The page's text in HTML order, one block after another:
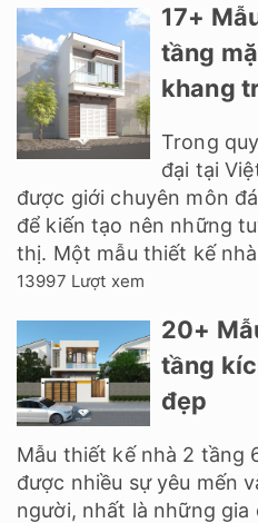
17+
tầng
khang
Trong
đại tại
được giới chuyên môn
để kiến tạo nên những
thị. Một mẫu thiết kế
13997 Lượt xem
20+
tầng
đẹp
Mẫu thiết kế nhà 2 tầng
được nhiều sự yêu mến
người, nhất là những